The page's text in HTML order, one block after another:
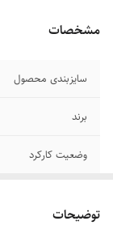
مشخصات
سایزبندی محصول
برند
وضعیت کارکرد
توضیحات